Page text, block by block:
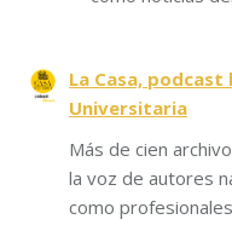
La Casa,
Universitaria
Más de cien
la voz de autores
como